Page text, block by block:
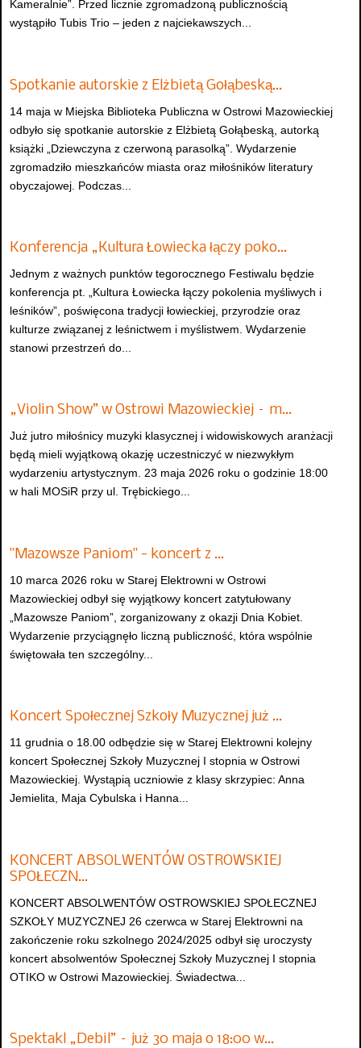
Kameralnie”. Przed licznie zgromadzoną publicznością
wystąpiło Tubis Trio – jeden z najciekawszych...
Spotkanie autorskie z Elżbietą Gołąbeską…
14 maja w Miejska Biblioteka Publiczna w Ostrowi Mazowieckiej
odbyło się spotkanie autorskie z Elżbietą Gołąbeską, autorką
książki „Dziewczyna z czerwoną parasolką”. Wydarzenie
zgromadziło mieszkańców miasta oraz miłośników literatury
obyczajowej. Podczas...
Konferencja „Kultura Łowiecka łączy poko…
Jednym z ważnych punktów tegorocznego Festiwalu będzie
konferencja pt. „Kultura Łowiecka łączy pokolenia myśliwych i
leśników”, poświęcona tradycji łowieckiej, przyrodzie oraz
kulturze związanej z leśnictwem i myślistwem. Wydarzenie
stanowi przestrzeń do...
„Violin Show” w Ostrowi Mazowieckiej – m…
Już jutro miłośnicy muzyki klasycznej i widowiskowych aranżacji
będą mieli wyjątkową okazję uczestniczyć w niezwykłym
wydarzeniu artystycznym. 23 maja 2026 roku o godzinie 18:00
w hali MOSiR przy ul. Trębickiego...
"Mazowsze Paniom" - koncert z …
10 marca 2026 roku w Starej Elektrowni w Ostrowi
Mazowieckiej odbył się wyjątkowy koncert zatytułowany
„Mazowsze Paniom”, zorganizowany z okazji Dnia Kobiet.
Wydarzenie przyciągnęło liczną publiczność, która wspólnie
świętowała ten szczególny...
Koncert Społecznej Szkoły Muzycznej już …
11 grudnia o 18.00 odbędzie się w Starej Elektrowni kolejny
koncert Społecznej Szkoły Muzycznej I stopnia w Ostrowi
Mazowieckiej. Wystąpią uczniowie z klasy skrzypiec: Anna
Jemielita, Maja Cybulska i Hanna...
KONCERT ABSOLWENTÓW OSTROWSKIEJ
SPOŁECZN…
KONCERT ABSOLWENTÓW OSTROWSKIEJ SPOŁECZNEJ
SZKOŁY MUZYCZNEJ 26 czerwca w Starej Elektrowni na
zakończenie roku szkolnego 2024/2025 odbył się uroczysty
koncert absolwentów Społecznej Szkoły Muzycznej I stopnia
OTIKO w Ostrowi Mazowieckiej. Świadectwa...
Spektakl „Debil” – już 30 maja o 18:00 w…